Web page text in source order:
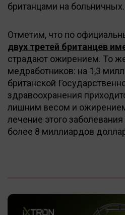
британцами на больничных.
Отметим, что по
двух третей британцев
страдают ожирением. То
медработников: на 1,3
британской
здравоохранения
лишним весом и
лечение этого
более 8 миллиардов